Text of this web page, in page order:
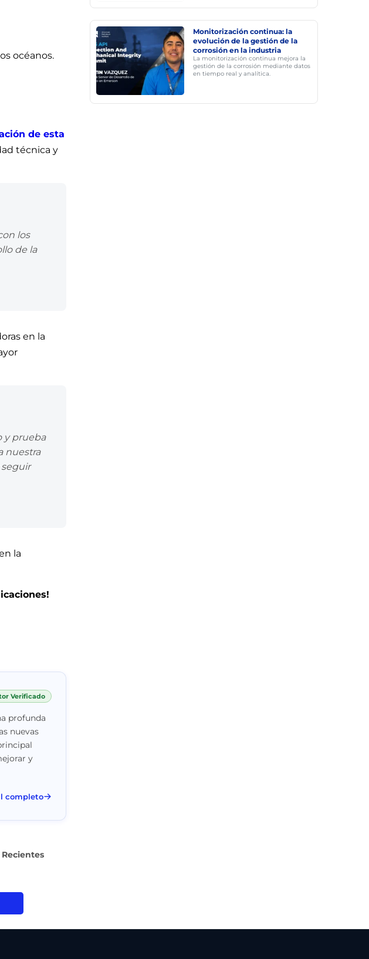
océanos.
de esta
técnica y
los
de la
en la
y prueba
nuestra
seguir
la
Verificado
profunda
nuevas
y
completo
Monitorización continua: la
evolución de la gestión de la
corrosión en la industria
La monitorización continua mejora la
gestión de la corrosión mediante datos
en tiempo real y analítica.